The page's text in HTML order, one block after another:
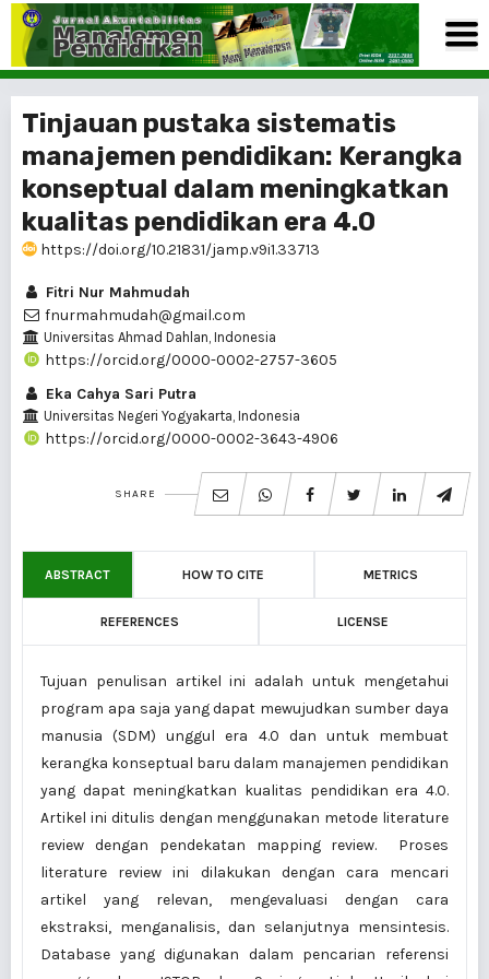
Tinjauan pustaka sistematis
manajemen pendidikan: Kerangka
konseptual dalam meningkatkan
kualitas pendidikan era 4.0
https://doi.org/10.21831/jamp.v9i1.33713
Fitri Nur Mahmudah
fnurmahmudah@gmail.com
Universitas Ahmad Dahlan, Indonesia
https://orcid.org/0000-0002-2757-3605
Eka Cahya Sari Putra
Universitas Negeri Yogyakarta, Indonesia
https://orcid.org/0000-0002-3643-4906
SHARE
ABSTRACT HOW TO CITE METRICS
REFERENCES LICENSE
Tujuan penulisan artikel ini adalah untuk mengetahui
program apa saja yang dapat mewujudkan sumber daya
manusia (SDM) unggul era 4.0 dan untuk membuat
kerangka konseptual baru dalam manajemen pendidikan
yang dapat meningkatkan kualitas pendidikan era 4.0.
Artikel ini ditulis dengan menggunakan metode literature
review dengan pendekatan mapping review. Proses
literature review ini dilakukan dengan cara mencari
artikel yang relevan, mengevaluasi dengan cara
ekstraksi, menganalisis, dan selanjutnya mensintesis.
Database yang digunakan dalam pencarian referensi